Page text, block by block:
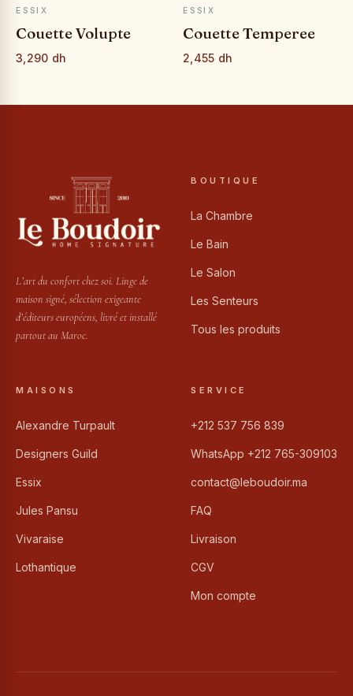
APERÇU RAPIDE
ESSIX
Couette Volupte
3,290 dh
APERÇU RAPIDE
ESSIX
Couette Temperee
2,455 dh
L’art du confort chez soi. Linge de
maison signé, sélection exigeante
d’éditeurs européens, livré et installé
partout au Maroc.
BOUTIQUE
La Chambre
Le Bain
Le Salon
Les Senteurs
Tous les produits
MAISONS
Alexandre Turpault
Designers Guild
Essix
Jules Pansu
Vivaraise
Lothantique
SERVICE
+212 537 756 839
WhatsApp +212 765-309103
contact@leboudoir.ma
FAQ
Livraison
CGV
Mon compte